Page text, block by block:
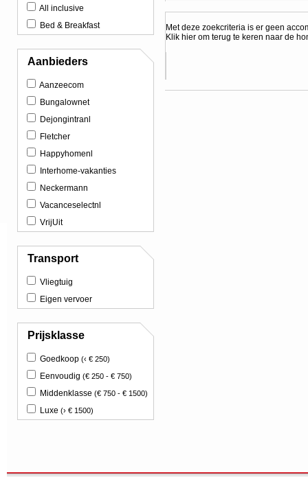
All inclusive
Bed & Breakfast
Aanbieders
Aanzeecom
Bungalownet
Dejongintranl
Fletcher
Happyhomenl
Interhome-vakanties
Neckermann
Vacanceselectnl
VrijUit
Transport
Vliegtuig
Eigen vervoer
Prijsklasse
Goedkoop (‹ € 250)
Eenvoudig (€ 250 - € 750)
Middenklasse (€ 750 - € 1500)
Luxe (› € 1500)
Met deze zoekcriteria is er geen
Klik hier om terug te keren naar de